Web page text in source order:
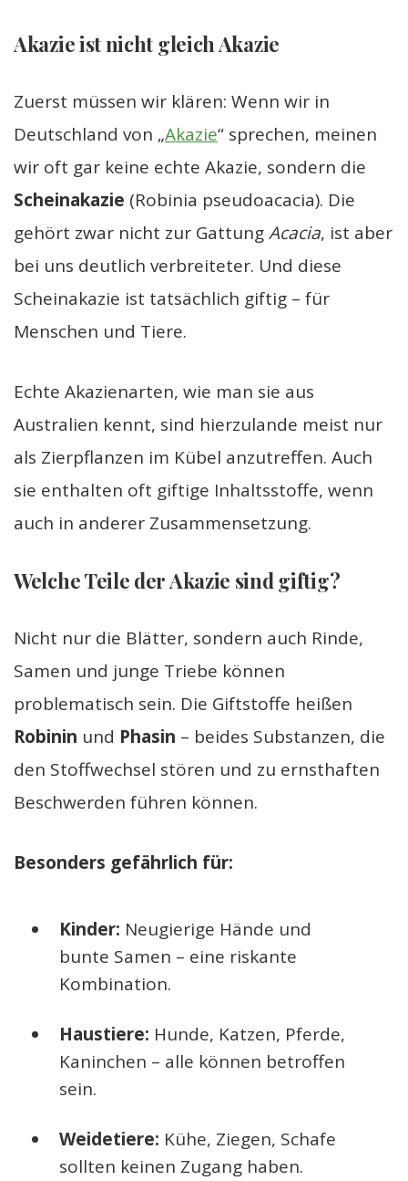
Akazie ist nicht gleich Akazie
Zuerst müssen wir klären: Wenn wir in
Deutschland von „Akazie“ sprechen, meinen
wir oft gar keine echte Akazie, sondern die
Scheinakazie (Robinia pseudoacacia). Die
gehört zwar nicht zur GattungAcacia, ist aber
bei uns deutlich verbreiteter. Und diese
Scheinakazie ist tatsächlich giftig – für
Menschen und Tiere.
Echte Akazienarten, wie man sie aus
Australien kennt, sind hierzulande meist nur
als Zierpflanzen im Kübel anzutreffen. Auch
sie enthalten oft giftige Inhaltsstoffe, wenn
auch in anderer Zusammensetzung.
Welche Teile der Akazie sind giftig?
Nicht nur die Blätter, sondern auch Rinde,
Samen und junge Triebe können
problematisch sein. Die Giftstoffe heißen
Robinin und Phasin – beides Substanzen, die
den Stoffwechsel stören und zu ernsthaften
Beschwerden führen können.
Besonders gefährlich für:
Kinder: Neugierige Hände und
bunte Samen – eine riskante
Kombination.
Haustiere: Hunde, Katzen, Pferde,
Kaninchen – alle können betroffen
sein.
Weidetiere: Kühe, Ziegen, Schafe
sollten keinen Zugang haben.